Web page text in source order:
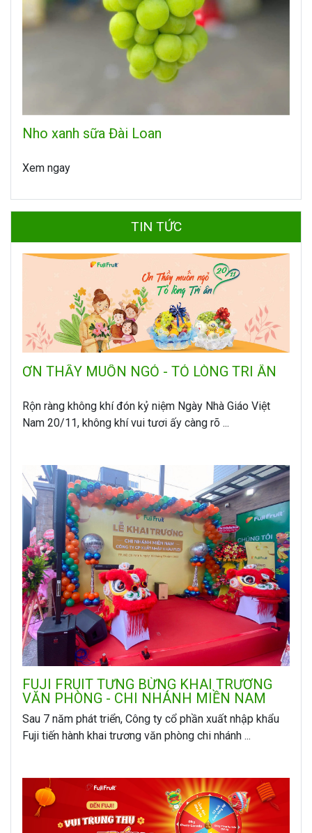
Nho xanh sữa Đài Loan
Xem ngay
TIN TỨC
ƠN THẦY MUỐN NGỎ - TỎ LÒNG TRI ÂN
Rộn ràng không khí đón kỷ niệm Ngày Nhà Giáo Việt
Nam 20/11, không khí vui tươi ấy càng rõ ...
FUJI FRUIT TƯNG BỪNG KHAI TRƯƠNG
VĂN PHÒNG - CHI NHÁNH MIỀN NAM
Sau 7 năm phát triển, Công ty cổ phần xuất nhập khẩu
Fuji tiến hành khai trương văn phòng chi nhánh ...